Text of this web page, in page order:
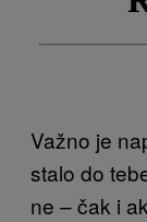
Važno je
stalo do
ne – čak i